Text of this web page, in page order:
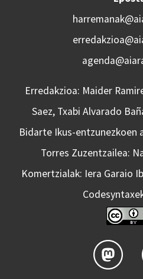
Erredakzioa: Maider
Saez, Txabi Alvarado
Bidarte Ikus-entzunezkoen
Torres Zuzentzailea:
Komertzialak: Iera Garaio